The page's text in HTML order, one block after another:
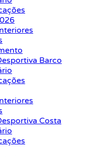
Barco
Costa